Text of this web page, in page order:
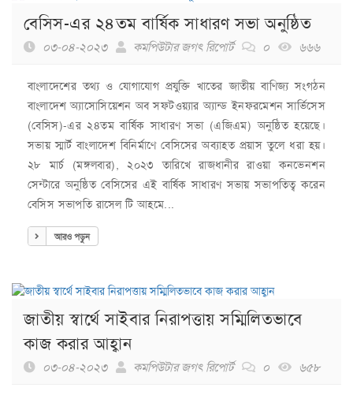
বেসিস-এর ২৪তম বার্ষিক সাধারণ সভা অনুষ্ঠিত
০৩-০৪-২০২৩ কমপিউটার জগৎ রিপোর্ট ০ ৬৬৬
বাংলাদেশের তথ্য ও যোগাযোগ প্রযুক্তি খাতের জাতীয় বাণিজ্য সংগঠন
বাংলাদেশ অ্যাসোসিয়েশন অব সফটওয়্যার অ্যান্ড ইনফরমেশন সার্ভিসেস
(বেসিস)-এর ২৪তম বার্ষিক সাধারণ সভা (এজিএম) অনুষ্ঠিত হয়েছে।
সভায় স্মার্ট বাংলাদেশ বিনির্মাণে বেসিসের অব্যাহত প্রয়াস তুলে ধরা হয়।
২৮ মার্চ (মঙ্গলবার), ২০২৩ তারিখে রাজধানীর রাওয়া কনভেনশন
সেন্টারে অনুষ্ঠিত বেসিসের এই বার্ষিক সাধারণ সভায় সভাপতিত্ব করেন
বেসিস সভাপতি রাসেল টি আহমে...
আরও পড়ুন
জাতীয় স্বার্থে সাইবার নিরাপত্তায় সম্মিলিতভাবে
কাজ করার আহ্বান
০৩-০৪-২০২৩ কমপিউটার জগৎ রিপোর্ট ০ ৬৫৮